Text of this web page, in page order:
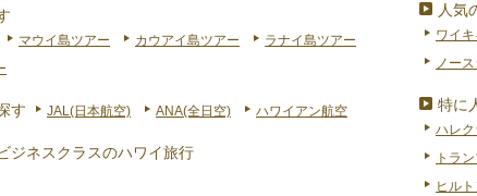
マウイ島ツアー カウアイ島ツアー
ラナイ島ツアー
す JAL(日本航空) ANA(全日空) ハワイアン航空
ジネスクラスのハワイ旅行
人気
ワイ
ノー
特に
ハレク
トラ
ヒル